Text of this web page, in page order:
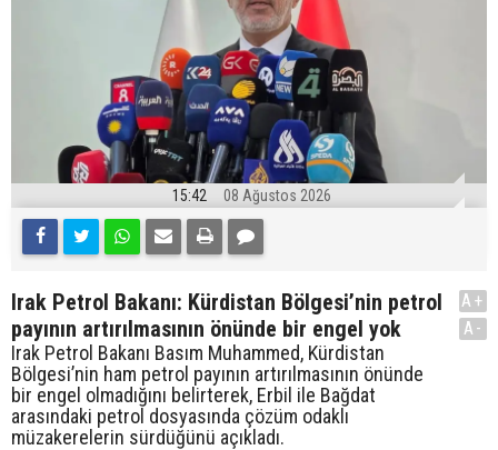
15:42 08 Ağustos 2026
Irak Petrol Bakanı: Kürdistan Bölgesi’nin petrol
payının artırılmasının önünde bir engel yok
Irak Petrol Bakanı Basım Muhammed, Kürdistan
Bölgesi’nin ham petrol payının artırılmasının önünde
bir engel olmadığını belirterek, Erbil ile Bağdat
arasındaki petrol dosyasında çözüm odaklı
müzakerelerin sürdüğünü açıkladı.
A+
A-